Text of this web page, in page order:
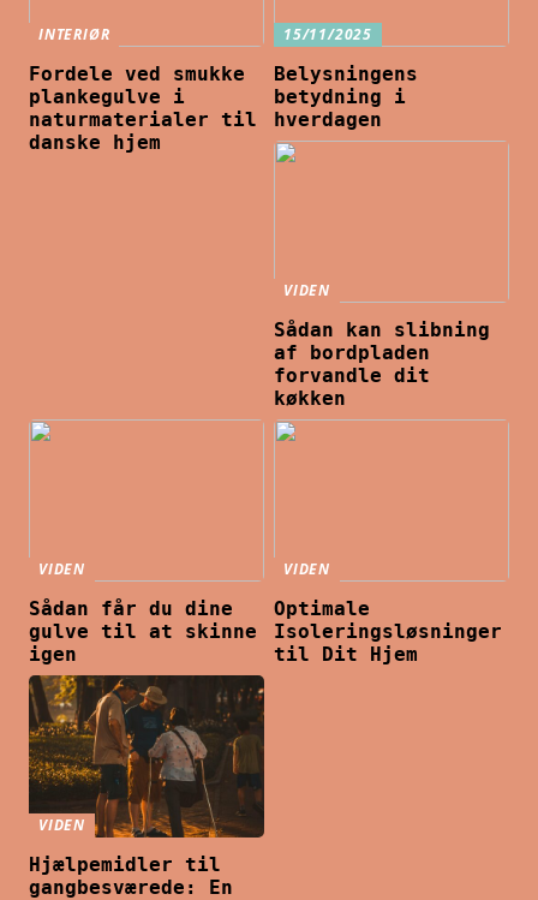
INTERIØR
Fordele ved smukke
plankegulve i
naturmaterialer til
danske hjem
15/11/2025
Belysningens
betydning i
hverdagen
VIDEN
Sådan kan slibning
af bordpladen
forvandle dit
køkken
VIDEN
Sådan får du dine
gulve til at skinne
igen
VIDEN
Optimale
Isoleringsløsninger
til Dit Hjem
VIDEN
Hjælpemidler til
gangbesværede: En